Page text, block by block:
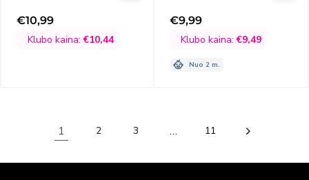
Išpardavimo
kaina
€10,99
Klubo kaina:€10,44
Išpardavimo
kaina
€9,99
Klubo kaina:€9,49
Nuo 2 m.
1 2 3 … 11